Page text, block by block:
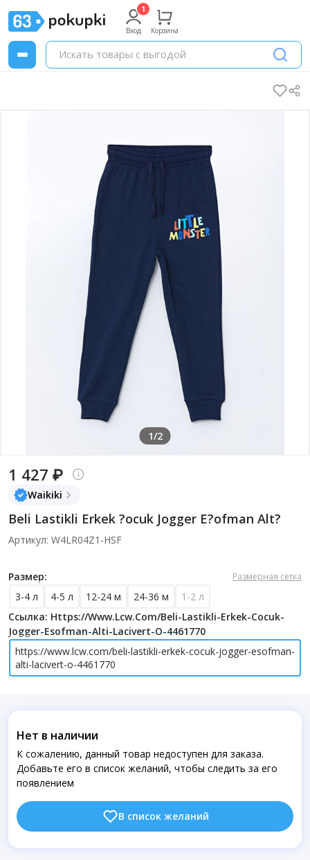
Вход Корзина
1/2
1 427 ₽
Waikiki
Beli Lastikli Erkek ?ocuk Jogger E?ofman Alt?
Артикул: W4LR04Z1-HSF
Размер: Размерная сетка
3-4 л 4-5 л 12-24 м 24-36 м
1-2 л
Ссылка: Https://www.lcw.com/beli-Lastikli-Erkek-Cocuk-
Jogger-Esofman-Alti-Lacivert-O-4461770
https://www.lcw.com/beli-lastikli-erkek-cocuk-jogger-esofman-
alti-lacivert-o-4461770
Нет в наличии
К сожалению, данный товар недоступен для заказа.
Добавьте его в список желаний, чтобы следить за его
появлением
В список желаний